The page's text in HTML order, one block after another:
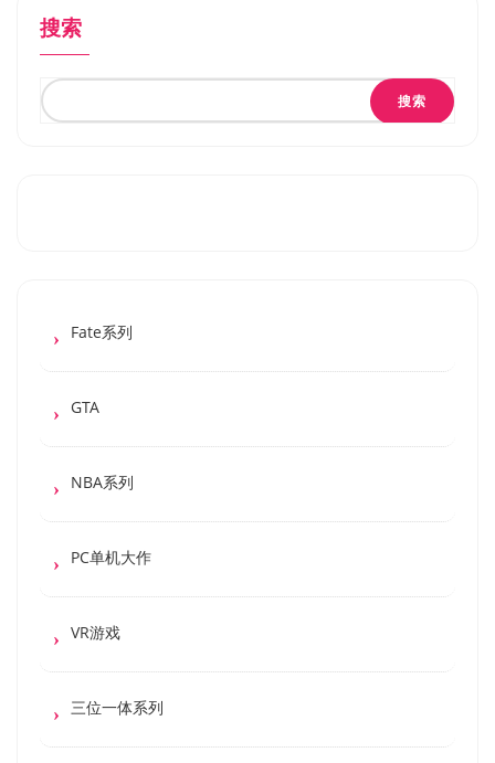
搜索
搜索
Fate系列
GTA
NBA系列
PC单机大作
VR游戏
三位一体系列